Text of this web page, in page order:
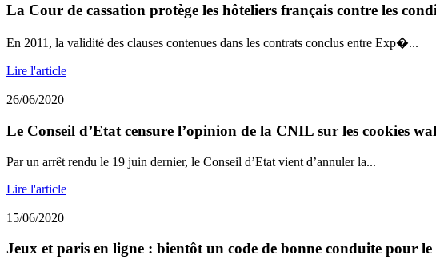
La Cour de cassation protège les hôteliers français contre les
En 2011, la validité des clauses contenues dans les contrats conclus entre Exp�...
Lire l'article
26/06/2020
Le Conseil d’Etat censure l’opinion de la CNIL sur les cookies
Par un arrêt rendu le 19 juin dernier, le Conseil d’Etat vient d’annuler la...
Lire l'article
15/06/2020
Jeux et paris en ligne : bientôt un code de bonne conduite pour le